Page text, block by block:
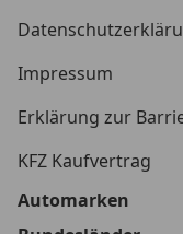
Impressum
Erklärung zur
KFZ Kaufvertrag
Automarken